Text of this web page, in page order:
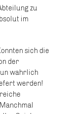
zu
im
sich die
der
wahrlich
werden!